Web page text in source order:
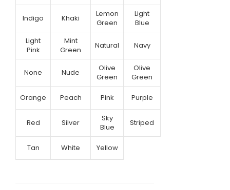
Indigo Khaki
Lemon
Green
Light
Blue
Light
Pink
Mint
Green
Natural Navy
None Nude
Olive
Green
Olive
Green
Orange Peach Pink Purple
Red Silver
Sky
Blue
Striped
Tan White Yellow